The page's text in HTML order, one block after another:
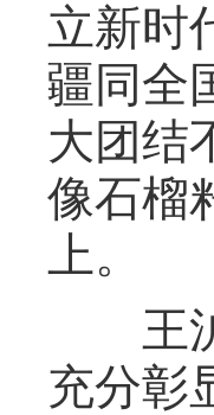
立新时
疆同全
大团结
像石榴
上。
王沪
充分彰